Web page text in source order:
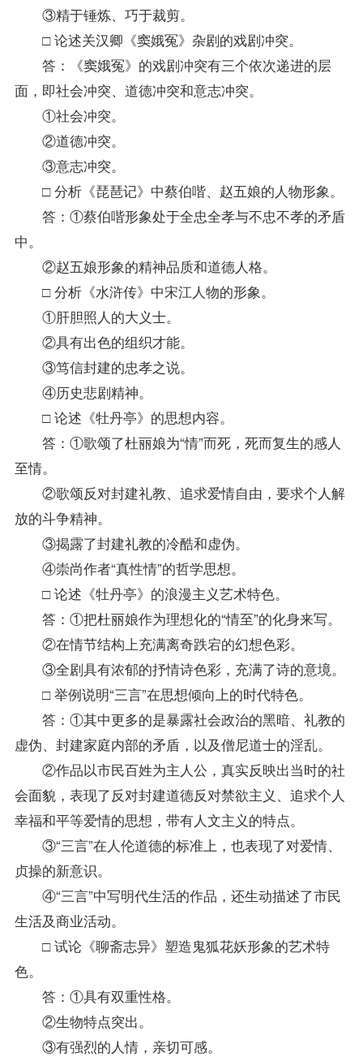
③精于锤炼、巧于裁剪。
□ 论述关汉卿《窦娥冤》杂剧的戏剧冲突。
答：《窦娥冤》的戏剧冲突有三个依次递进的层
面，即社会冲突、道德冲突和意志冲突。
①社会冲突。
②道德冲突。
③意志冲突。
□ 分析《琵琶记》中蔡伯喈、赵五娘的人物形象。
答：①蔡伯喈形象处于全忠全孝与不忠不孝的矛盾
中。
②赵五娘形象的精神品质和道德人格。
□ 分析《水浒传》中宋江人物的形象。
①肝胆照人的大义士。
②具有出色的组织才能。
③笃信封建的忠孝之说。
④历史悲剧精神。
□ 论述《牡丹亭》的思想内容。
答：①歌颂了杜丽娘为“情”而死，死而复生的感人
至情。
②歌颂反对封建礼教、追求爱情自由，要求个人解
放的斗争精神。
③揭露了封建礼教的冷酷和虚伪。
④崇尚作者“真性情”的哲学思想。
□ 论述《牡丹亭》的浪漫主义艺术特色。
答：①把杜丽娘作为理想化的“情至”的化身来写。
②在情节结构上充满离奇跌宕的幻想色彩。
③全剧具有浓郁的抒情诗色彩，充满了诗的意境。
□ 举例说明“三言”在思想倾向上的时代特色。
答：①其中更多的是暴露社会政治的黑暗、礼教的
虚伪、封建家庭内部的矛盾，以及僧尼道士的淫乱。
②作品以市民百姓为主人公，真实反映出当时的社
会面貌，表现了反对封建道德反对禁欲主义、追求个人
幸福和平等爱情的思想，带有人文主义的特点。
③“三言”在人伦道德的标准上，也表现了对爱情、
贞操的新意识。
④“三言”中写明代生活的作品，还生动描述了市民
生活及商业活动。
□ 试论《聊斋志异》塑造鬼狐花妖形象的艺术特
色。
答：①具有双重性格。
②生物特点突出。
③有强烈的人情，亲切可感。